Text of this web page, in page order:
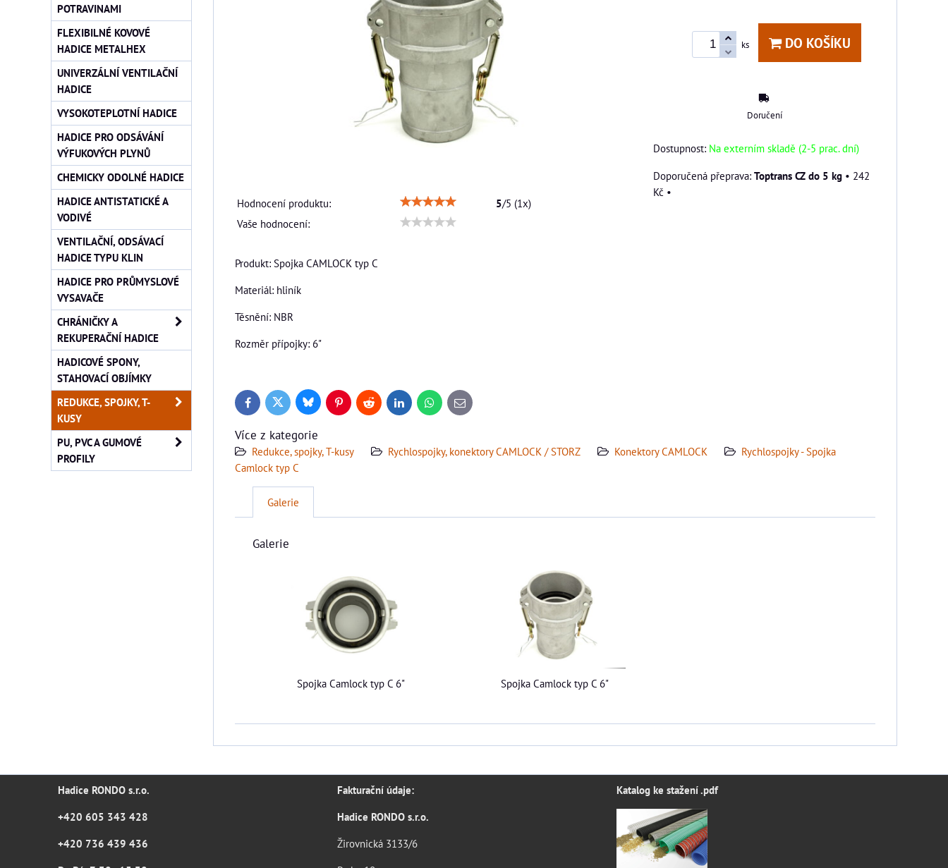
Hodnocení produktu: 5/5 (1x)
Vaše hodnocení:
ks DO KOŠÍKU
Doručení
Dostupnost: Na externím skladě (2-5 prac. dní)
Toptrans CZ do 5 kg • 242
Kč •
Produkt: Spojka CAMLOCK typ C
Materiál: hliník
Těsnění: NBR
Rozměr přípojky: 6"
FacebookTwitter BlueskyPinterestReddit LinkedInWhatsApp
E-
mail
Více z kategorie
Redukce, spojky, T-kusy Rychlospojky, konektory CAMLOCK / STORZ Konektory CAMLOCK
Rychlospojky - Spojka
Camlock typ C
Galerie
Galerie
Spojka Camlock typ C 6" Spojka Camlock typ C 6"
POTRAVINAMI
FLEXIBILNÉ KOVOVÉ
HADICE METALHEX
UNIVERZÁLNÍ VENTILAČNÍ
HADICE
VYSOKOTEPLOTNÍ HADICE
HADICE PRO ODSÁVÁNÍ
VÝFUKOVÝCH PLYNŮ
CHEMICKY ODOLNÉ HADICE
HADICE ANTISTATICKÉ A
VODIVÉ
VENTILAČNÍ, ODSÁVACÍ
HADICE TYPU KLIN
HADICE PRO PRŮMYSLOVÉ
VYSAVAČE
CHRÁNIČKY A
REKUPERAČNÍ HADICE
HADICOVÉ SPONY,
STAHOVACÍ OBJÍMKY
REDUKCE, SPOJKY, T-
KUSY
PU, PVC A GUMOVÉ
PROFILY
Hadice RONDO s.r.o.
+420 605 343 428
+420 736 439 436
Fakturační údaje:
Hadice RONDO s.r.o.
Žirovnická 3133/6
Katalog ke stažení .pdf